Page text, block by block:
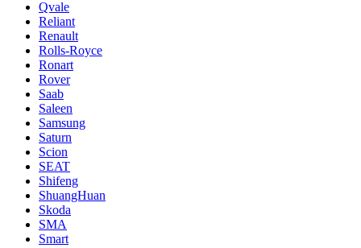
Qvale
Reliant
Renault
Rolls-Royce
Ronart
Rover
Saab
Saleen
Samsung
Saturn
Scion
SEAT
Shifeng
ShuangHuan
Skoda
SMA
Smart